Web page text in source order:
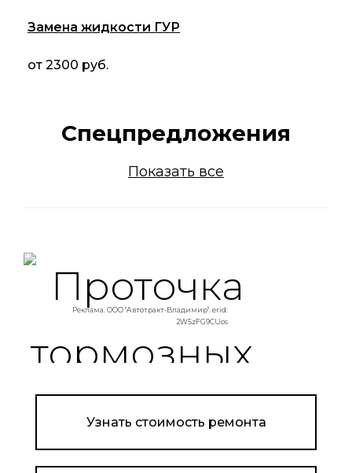
Замена жидкости ГУР
от 2300 руб.
Спецпредложения
Показать все
Реклама. ООО "Автотракт-Владимир". erid:
2W5zFG9CUos
Узнать стоимость ремонта